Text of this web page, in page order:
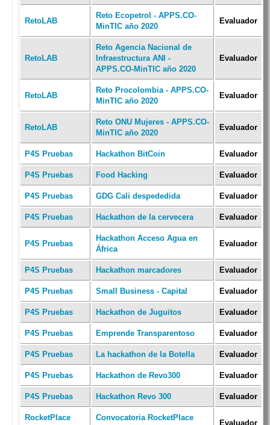
RetoLAB
Reto Ecopetrol - APPS.CO-
MinTIC año 2020
Evaluador
RetoLAB
Reto Agencia Nacional de
Infraestructura ANI -
APPS.CO-MinTIC año 2020
Evaluador
RetoLAB
Reto Procolombia - APPS.CO-
MinTIC año 2020
Evaluador
RetoLAB
Reto ONU Mujeres - APPS.CO-
MinTIC año 2020
Evaluador
P4S Pruebas Hackathon BitCoin Evaluador
P4S Pruebas Food Hacking Evaluador
P4S Pruebas GDG Cali despededida Evaluador
P4S Pruebas Hackathon de la cervecera Evaluador
P4S Pruebas
Hackathon Acceso Agua en
África
Evaluador
P4S Pruebas Hackathon marcadores Evaluador
P4S Pruebas Small Business - Capital Evaluador
P4S Pruebas Hackathon de Juguitos Evaluador
P4S Pruebas Emprende Transparentoso Evaluador
P4S Pruebas La hackathon de la Botella Evaluador
P4S Pruebas Hackathon de Revo300 Evaluador
P4S Pruebas Hackathon Revo 300 Evaluador
RocketPlace
Convocatoria RocketPlace
Evaluador